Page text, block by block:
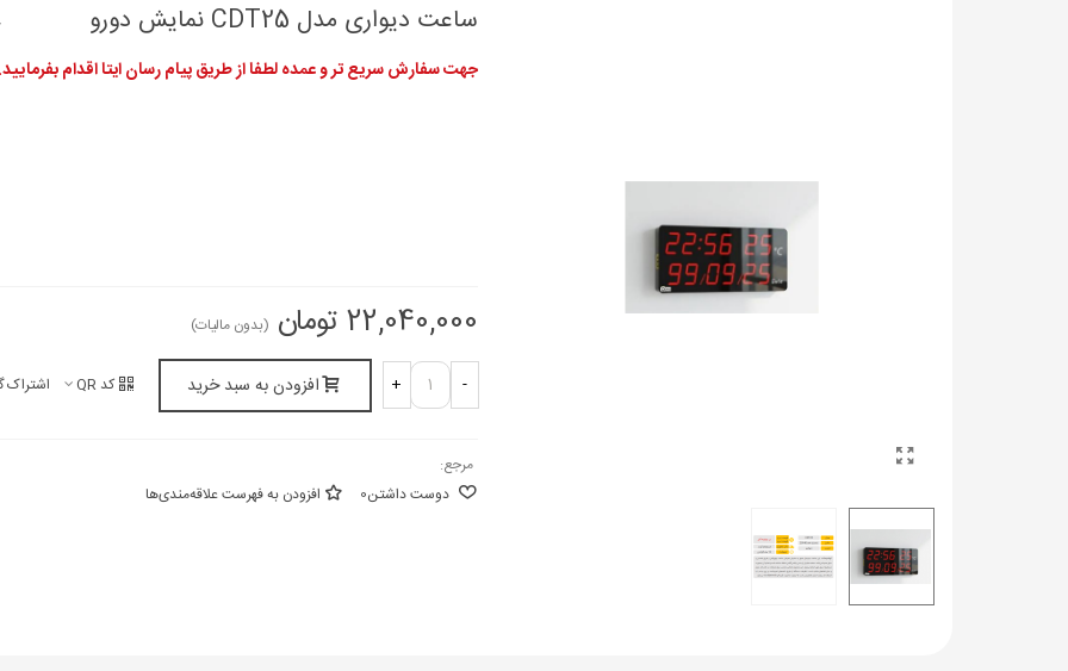
ساعت دیواری مدل CDT25 نمایش دورو
جهت سفارش سریع تر و عمده لطفا از طریق پیام رسان ایتا اقدام
22,040,000 تومان (بدون مالیات)
-
+ افزودن به سبد خرید کد QR اشتراک
مرجع:
دوست داشتن0 افزودن به فهرست علاقه‌مندی‌ها